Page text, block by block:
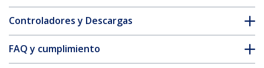
Controladores y Descargas
FAQ y cumplimiento